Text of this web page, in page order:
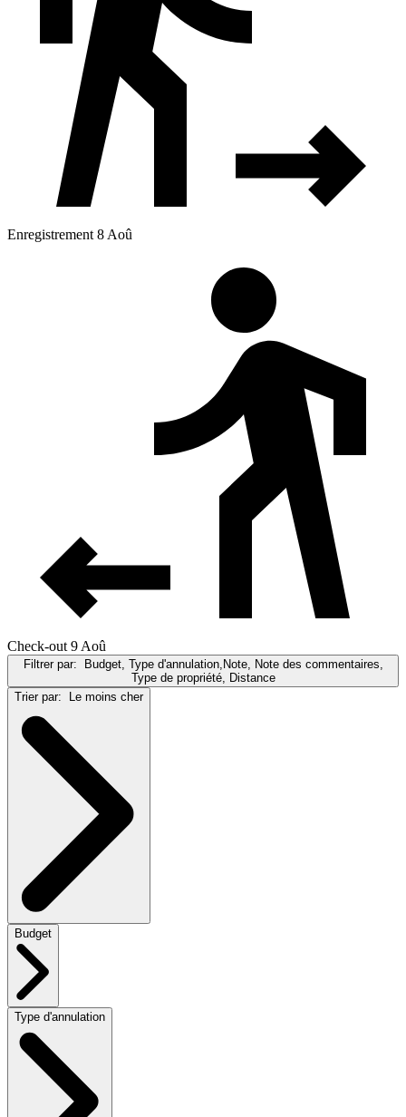
Enregistrement 8 Aoû
Check-out 9 Aoû
Filtrer par:
Budget, Type d'annulation,Note, Note des commentaires,
Type de propriété, Distance
Trier par:
Le moins cher
Budget
Type d'annulation